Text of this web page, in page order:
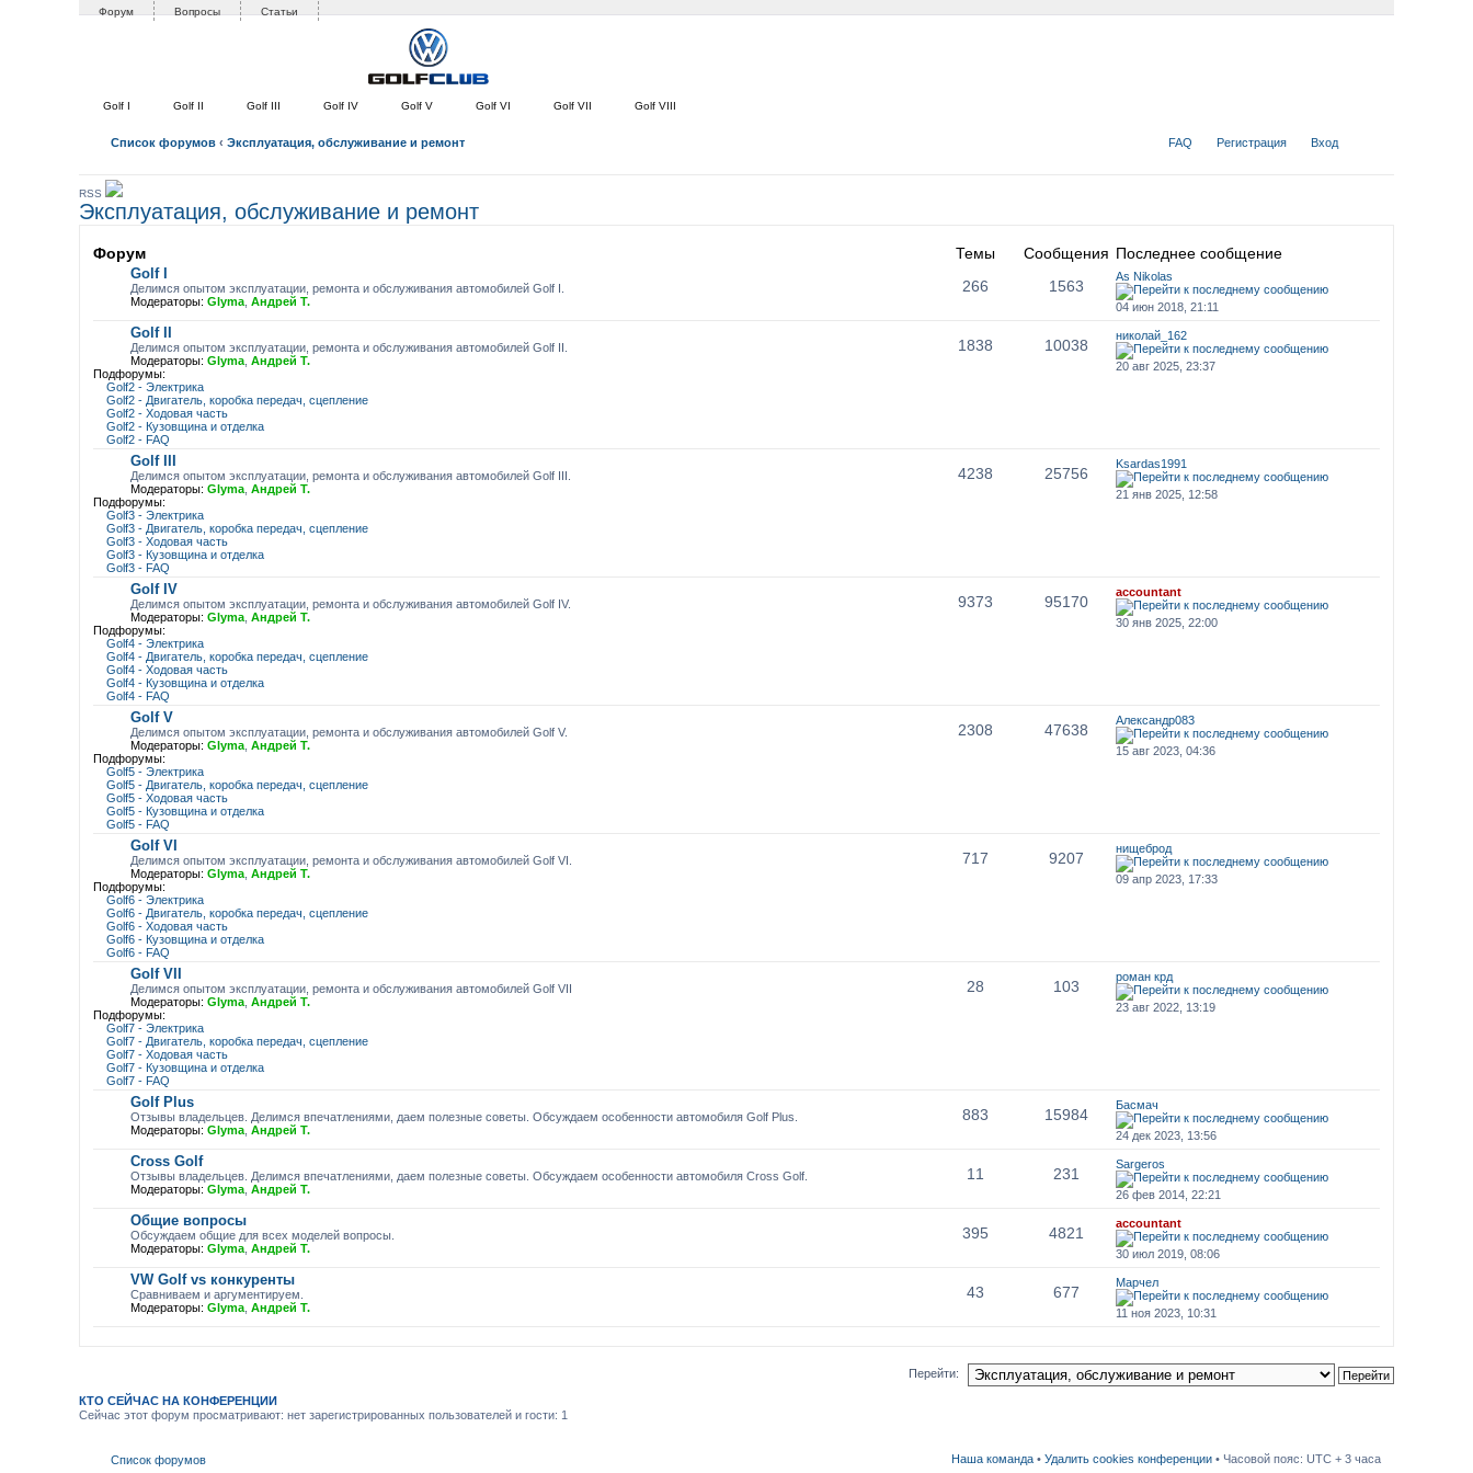
Форум Вопросы Статьи
Golf I Golf II Golf III Golf IV Golf V Golf VI Golf VII Golf VIII
Список форумов ‹ Эксплуатация, обслуживание и ремонт FAQ Регистрация Вход
RSS
Эксплуатация, обслуживание и ремонт
Форум Темы Сообщения Последнее сообщение
Golf I
Делимся опытом эксплуатации, ремонта и обслуживания автомобилей Golf I.
Модераторы: Glyma Андрей Т.
266 1563
As Nikolas
04 июн 2018, 21:11
Golf II
Делимся опытом эксплуатации, ремонта и обслуживания автомобилей Golf II.
Модераторы: Glyma Андрей Т.
Подфорумы:
Golf2 - Электрика
Golf2 - Двигатель, коробка передач, сцепление
Golf2 - Ходовая часть
Golf2 - Кузовщина и отделка
Golf2 - FAQ
1838 10038
николай_162
20 авг 2025, 23:37
Golf III
Делимся опытом эксплуатации, ремонта и обслуживания автомобилей Golf III.
Модераторы: Glyma Андрей Т.
Подфорумы:
Golf3 - Электрика
Golf3 - Двигатель, коробка передач, сцепление
Golf3 - Ходовая часть
Golf3 - Кузовщина и отделка
Golf3 - FAQ
4238 25756
Ksardas1991
21 янв 2025, 12:58
Golf IV
Делимся опытом эксплуатации, ремонта и обслуживания автомобилей Golf IV.
Модераторы: Glyma Андрей Т.
Подфорумы:
Golf4 - Электрика
Golf4 - Двигатель, коробка передач, сцепление
Golf4 - Ходовая часть
Golf4 - Кузовщина и отделка
Golf4 - FAQ
9373 95170
accountant
30 янв 2025, 22:00
Golf V
Делимся опытом эксплуатации, ремонта и обслуживания автомобилей Golf V.
Модераторы: Glyma Андрей Т.
Подфорумы:
Golf5 - Электрика
Golf5 - Двигатель, коробка передач, сцепление
Golf5 - Ходовая часть
Golf5 - Кузовщина и отделка
Golf5 - FAQ
2308 47638
Александр083
15 авг 2023, 04:36
Golf VI
Делимся опытом эксплуатации, ремонта и обслуживания автомобилей Golf VI.
Модераторы: Glyma Андрей Т.
Подфорумы:
Golf6 - Электрика
Golf6 - Двигатель, коробка передач, сцепление
Golf6 - Ходовая часть
Golf6 - Кузовщина и отделка
Golf6 - FAQ
717 9207
нищеброд
09 апр 2023, 17:33
Golf VII
Делимся опытом эксплуатации, ремонта и обслуживания автомобилей Golf VII
Модераторы: Glyma Андрей Т.
Подфорумы:
Golf7 - Электрика
Golf7 - Двигатель, коробка передач, сцепление
Golf7 - Ходовая часть
Golf7 - Кузовщина и отделка
Golf7 - FAQ
28 103
роман крд
23 авг 2022, 13:19
Golf Plus
Отзывы владельцев. Делимся впечатлениями, даем полезные советы. Обсуждаем особенности автомобиля Golf Plus.
Модераторы: Glyma Андрей Т.
883 15984
Басмач
24 дек 2023, 13:56
Cross Golf
Отзывы владельцев. Делимся впечатлениями, даем полезные советы. Обсуждаем особенности автомобиля Cross Golf.
Модераторы: Glyma Андрей Т.
11 231
Sargeros
26 фев 2014, 22:21
Общие вопросы
Обсуждаем общие для всех моделей вопросы.
Модераторы: Glyma Андрей Т.
395 4821
accountant
30 июл 2019, 08:06
VW Golf vs конкуренты
Сравниваем и аргументируем.
Модераторы: Glyma Андрей Т.
43 677
Марчел
11 ноя 2023, 10:31
Перейти:
КТО СЕЙЧАС НА КОНФЕРЕНЦИИ
Сейчас этот форум просматривают: нет зарегистрированных пользователей и гости: 1
Список форумов Наша команда • Удалить cookies конференции • Часовой пояс: UTC + 3 часа